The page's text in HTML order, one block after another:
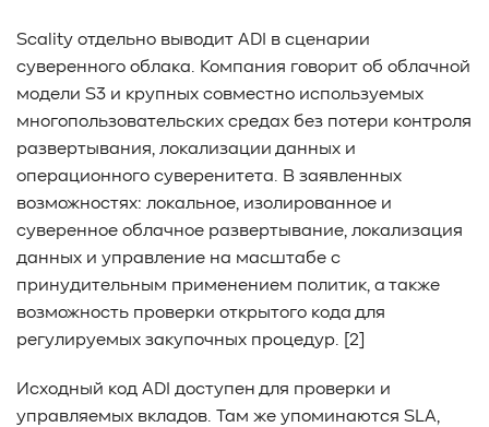
Scality отдельно выводит ADI в сценарии
суверенного облака. Компания говорит об облачной
модели S3 и крупных совместно используемых
многопользовательских средах без потери контроля
развертывания, локализации данных и
операционного суверенитета. В заявленных
возможностях: локальное, изолированное и
суверенное облачное развертывание, локализация
данных и управление на масштабе с
принудительным применением политик, а также
возможность проверки открытого кода для
регулируемых закупочных процедур. [2]
Исходный код ADI доступен для проверки и
управляемых вкладов. Там же упоминаются SLA,